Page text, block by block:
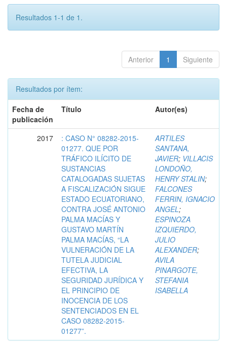
Resultados 1-1 de 1.
Anterior 1 Siguiente
Resultados por ítem:
Fecha de
publicación
Título Autor(es)
2017
: CASO N° 08282-2015-
01277. QUE POR
TRÁFICO ILÍCITO DE
SUSTANCIAS
CATALOGADAS SUJETAS
A FISCALIZACIÓN SIGUE
ESTADO ECUATORIANO,
CONTRA JOSÉ ANTONIO
PALMA MACÍAS Y
GUSTAVO MARTÍN
PALMA MACÍAS, “LA
VULNERACIÓN DE LA
TUTELA JUDICIAL
EFECTIVA, LA
SEGURIDAD JURÍDICA Y
EL PRINCIPIO DE
INOCENCIA DE LOS
SENTENCIADOS EN EL
CASO 08282-2015-
01277”.
ARTILES
SANTANA,
JAVIER; VILLACIS
LONDOÑO,
HENRY STALIN;
FALCONES
FERRIN, IGNACIO
ANGEL;
ESPINOZA
IZQUIERDO,
JULIO
ALEXANDER;
AVILA
PINARGOTE,
STEFANIA
ISABELLA